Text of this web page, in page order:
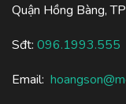
Quận Hồng Bàng,
Sđt: 096.1993.555
Email: